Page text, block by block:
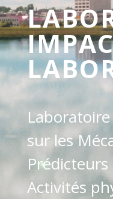
sur les
Activités